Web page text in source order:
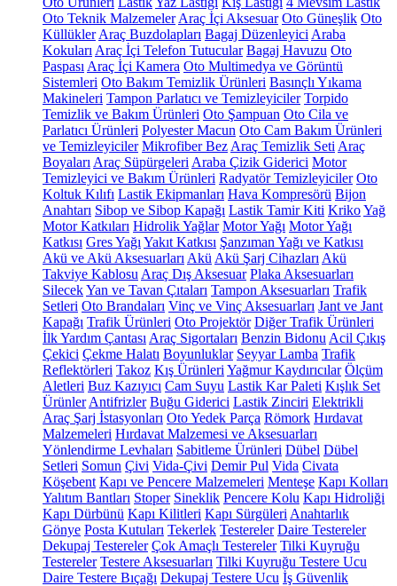
Oto Teknik Malzemeler Araç İçi Aksesuar Oto Güneşlik Oto
Küllükler Araç Buzdolapları Bagaj Düzenleyici Araba
Kokuları Araç İçi Telefon Tutucular Bagaj Havuzu Oto
Paspası Araç İçi Kamera Oto Multimedya ve Görüntü
Sistemleri Oto Bakım Temizlik Ürünleri Basınçlı Yıkama
Makineleri Tampon Parlatıcı ve Temizleyiciler Torpido
Temizlik ve Bakım Ürünleri Oto Şampuan Oto Cila ve
Parlatıcı Ürünleri Polyester Macun Oto Cam Bakım Ürünleri
ve Temizleyiciler Mikrofiber Bez Araç Temizlik Seti Araç
Boyaları Araç Süpürgeleri Araba Çizik Giderici Motor
Temizleyici ve Bakım Ürünleri Radyatör Temizleyiciler Oto
Koltuk Kılıfı Lastik Ekipmanları Hava Kompresörü Bijon
Anahtarı Sibop ve Sibop Kapağı Lastik Tamir Kiti KrikoYağ
Motor Katkıları Hidrolik Yağlar Motor Yağı Motor Yağı
Katkısı Gres Yağı Yakıt Katkısı Şanzıman Yağı ve Katkısı
Akü ve Akü Aksesuarları Akü Akü Şarj Cihazları Akü
Takviye Kablosu Araç Dış Aksesuar Plaka Aksesuarları
SilecekYan ve Tavan Çıtaları Tampon Aksesuarları Trafik
Setleri Oto Brandaları Vinç ve Vinç Aksesuarları Jant ve Jant
Kapağı Trafik Ürünleri Oto Projektör Diğer Trafik Ürünleri
İlk Yardım Çantası Araç Sigortaları Benzin Bidonu Acil Çıkış
Çekici Çekme Halatı Boyunluklar Seyyar Lamba Trafik
Reflektörleri Takoz Kış Ürünleri Yağmur Kaydırıcılar Ölçüm
Aletleri Buz Kazıyıcı Cam Suyu Lastik Kar Paleti Kışlık Set
Ürünler Antifrizler Buğu Giderici Lastik Zinciri Elektrikli
Araç Şarj İstasyonları Oto Yedek Parça Römork Hırdavat
Malzemeleri Hırdavat Malzemesi ve Aksesuarları
Yönlendirme Levhaları Sabitleme Ürünleri Dübel Dübel
Setleri Somun Çivi Vida-Çivi Demir Pul Vida Civata
Köşebent Kapı ve Pencere Malzemeleri Menteşe Kapı Kolları
Yalıtım Bantları Stoper Sineklik Pencere Kolu Kapı Hidroliği
Kapı Dürbünü Kapı Kilitleri Kapı Sürgüleri Anahtarlık
Gönye Posta Kutuları Tekerlek Testereler Daire Testereler
Dekupaj Testereler Çok Amaçlı Testereler Tilki Kuyruğu
Testereler Testere Aksesuarları Tilki Kuyruğu Testere Ucu
Daire Testere Bıçağı Dekupaj Testere Ucu İş Güvenlik